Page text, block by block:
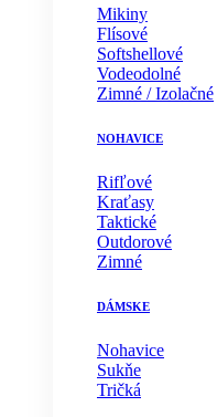
Mikiny
Flísové
Softshellové
Vodeodolné
Zimné / Izolačné
NOHAVICE
Rifľové
Kraťasy
Taktické
Outdorové
Zimné
DÁMSKE
Nohavice
Sukňe
Tričká